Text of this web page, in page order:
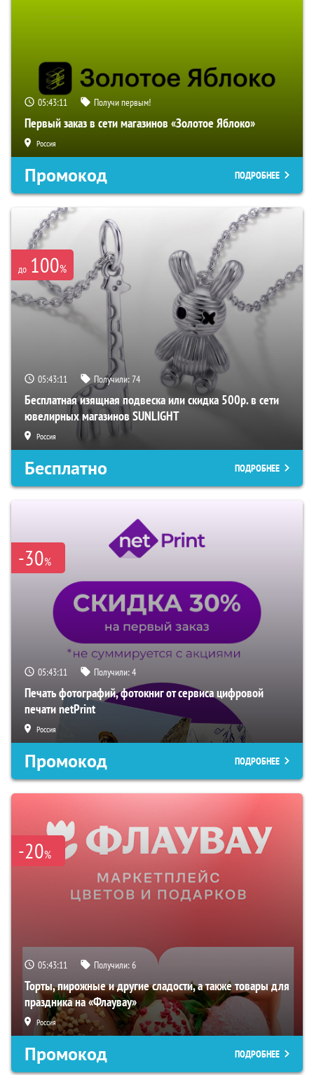
05:43:10 Получи первым!
Первый заказ в сети магазинов «Золотое Яблоко»
Россия
Промокод ПОДРОБНЕЕ
до 100%
05:43:10 Получили:74
Бесплатная изящная подвеска или скидка 500р. в сети
ювелирных магазинов SUNLIGHT
Россия
Бесплатно ПОДРОБНЕЕ
-30%
05:43:10 Получили:4
Печать фотографий, фотокниг от сервиса цифровой
печати netPrint
Россия
Промокод ПОДРОБНЕЕ
-20%
05:43:10 Получили:6
Торты, пирожные и другие сладости, а также товары для
праздника на «Флаувау»
Россия
Промокод ПОДРОБНЕЕ